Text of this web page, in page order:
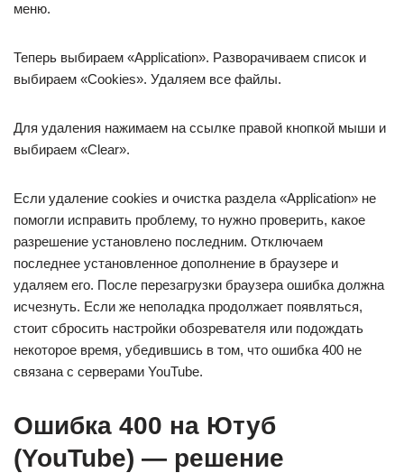
меню.
Теперь выбираем «Application». Разворачиваем список и
выбираем «Cookies». Удаляем все файлы.
Для удаления нажимаем на ссылке правой кнопкой мыши и
выбираем «Clear».
Если удаление cookies и очистка раздела «Application» не
помогли исправить проблему, то нужно проверить, какое
разрешение установлено последним. Отключаем
последнее установленное дополнение в браузере и
удаляем его. После перезагрузки браузера ошибка должна
исчезнуть. Если же неполадка продолжает появляться,
стоит сбросить настройки обозревателя или подождать
некоторое время, убедившись в том, что ошибка 400 не
связана с серверами YouTube.
Ошибка 400 на Ютуб
(YouTube) — решение